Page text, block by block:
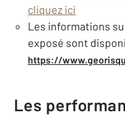
cliquez ici
Les informations
exposé sont
https://
Les